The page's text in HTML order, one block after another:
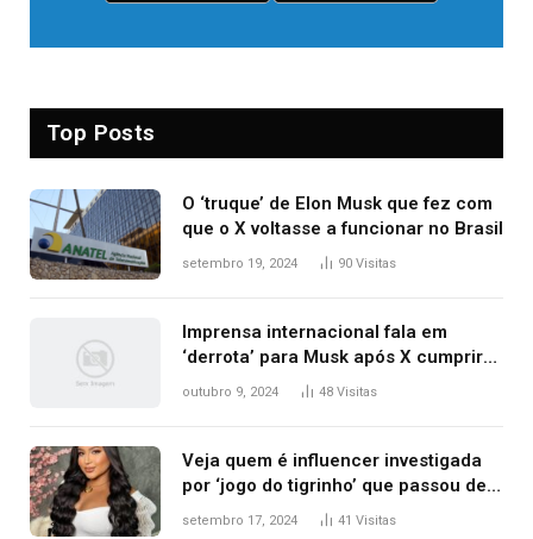
Top Posts
O ‘truque’ de Elon Musk que fez com
que o X voltasse a funcionar no Brasil
setembro 19, 2024 90 Visitas
Imprensa internacional fala em
‘derrota’ para Musk após X cumprir
ordens e ser liberado; veja
outubro 9, 2024 48 Visitas
Veja quem é influencer investigada
por ‘jogo do tigrinho’ que passou de
manicure a milionária com
setembro 17, 2024 41 Visitas